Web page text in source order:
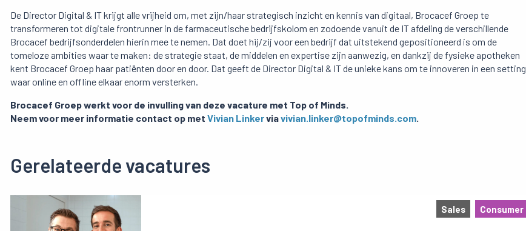
De Director Digital & IT krijgt alle vrijheid om, met zijn/haar strategisch inzicht en kennis van digitaal, Brocacef Groep te
transformeren tot digitale frontrunner in de farmaceutische bedrijfskolom en zodoende vanuit de IT afdeling de verschillende
Brocacef bedrijfsonderdelen hierin mee te nemen. Dat doet hij/zij voor een bedrijf dat uitstekend gepositioneerd is om de
tomeloze ambities waar te maken: de strategie staat, de middelen en expertise zijn aanwezig, en dankzij de fysieke apotheken
kent Brocacef Groep haar patiënten door en door. Dat geeft de Director Digital & IT de unieke kans om te innoveren in een setting
waar online en offline elkaar enorm versterken.
Brocacef Groep werkt voor de invulling van deze vacature met Top of Minds.
Neem voor meer informatie contact op met Vivian Linkerviavivian.linker@topofminds.com.
Gerelateerde vacatures
Sales Consumer